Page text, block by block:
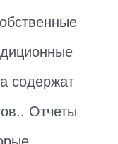
содержат
Отчеты